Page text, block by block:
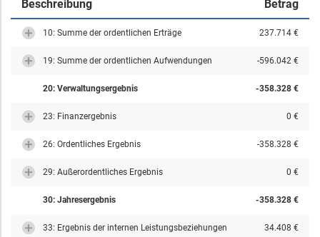
Beschreibung Betrag
10: Summe der ordentlichen Erträge 237.714 €
19: Summe der ordentlichen Aufwendungen -596.042 €
20: Verwaltungsergebnis -358.328 €
23: Finanzergebnis 0 €
26: Ordentliches Ergebnis -358.328 €
29: Außerordentliches Ergebnis 0 €
30: Jahresergebnis -358.328 €
33: Ergebnis der internen Leistungsbeziehungen 34.408 €